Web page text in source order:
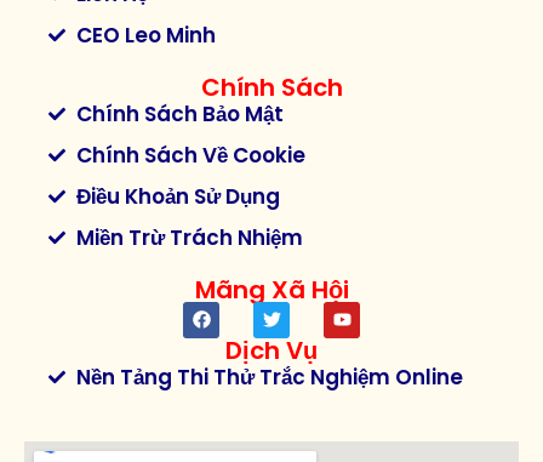
CEO Leo Minh
Chính Sách
Chính Sách Bảo Mật
Chính Sách Về Cookie
Điều Khoản Sử Dụng
Miền Trừ Trách Nhiệm
Mãng Xã Hội
Dịch Vụ
Nền Tảng Thi Thử Trắc Nghiệm Online